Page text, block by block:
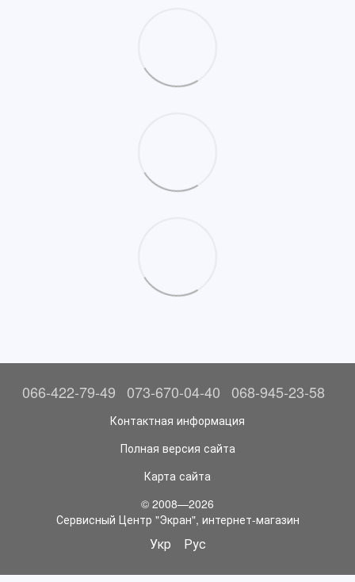
066-422-79-49 073-670-04-40 068-945-23-58
Контактная информация
Полная версия сайта
Карта сайта
© 2008—2026
Сервисный Центр "Экран", интернет-магазин
Укр Рус